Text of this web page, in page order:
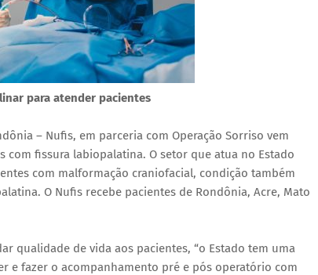
para atender pacientes
– Nufis, em parceria com Operação Sorriso vem
fissura labiopalatina. O setor que atua no Estado
com malformação craniofacial, condição também
O Nufis recebe pacientes de Rondônia, Acre, Mato
qualidade de vida aos pacientes, “o Estado tem uma
e fazer o acompanhamento pré e pós operatório com